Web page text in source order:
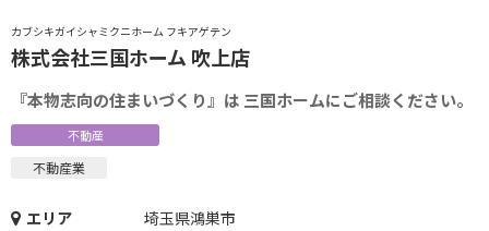
カブシキガイシャミクニホーム フキアゲテン
株式会社三国ホーム 吹上店
『本物志向の住まいづくり』は 三国ホームにご相談ください。
不動産
不動産業
エリア
埼玉県鴻巣市